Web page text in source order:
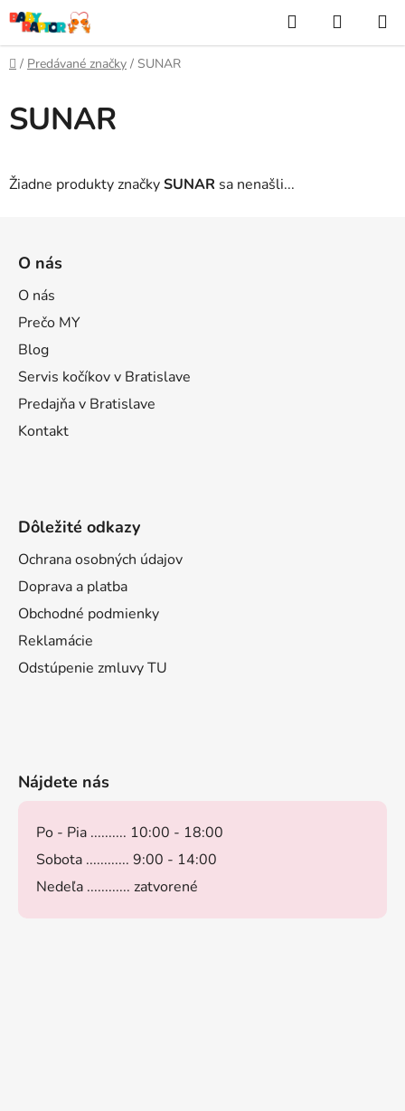
Prejsť
na
obsah
Hľadať
KOŠÍK
Domov
/ Predávané značky / SUNAR
SUNAR
Žiadne produkty značkySUNAR sa nenašli...
O nás
O nás
Prečo MY
Blog
Servis kočíkov v Bratislave
Predajňa v Bratislave
Kontakt
Dôležité odkazy
Ochrana osobných údajov
Doprava a platba
Obchodné podmienky
Reklamácie
Odstúpenie zmluvy TU
Nájdete nás
Po - Pia .......... 10:00 - 18:00
Sobota ............ 9:00 - 14:00
Nedeľa ............ zatvorené